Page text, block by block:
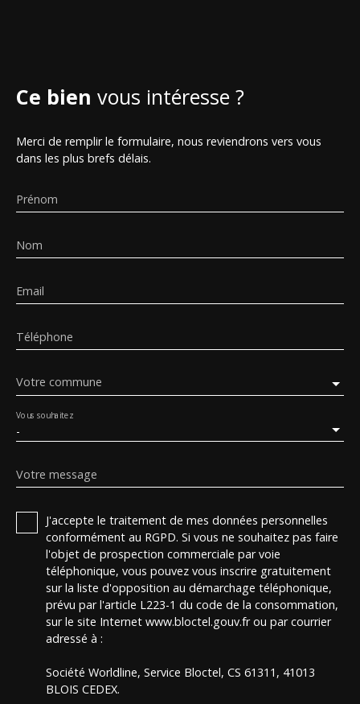
Ce bien vous intéresse ?
Merci de remplir le formulaire, nous reviendrons vers vous
dans les plus brefs délais.
Prénom
Nom
Email
Téléphone
Votre commune
-
Vous souhaitez
Votre message
J'accepte le traitement de mes données personnelles
conformément au RGPD. Si vous ne souhaitez pas faire
l'objet de prospection commerciale par voie
téléphonique, vous pouvez vous inscrire gratuitement
sur la liste d'opposition au démarchage téléphonique,
prévu par l'article L223-1 du code de la consommation,
sur le site Internet www.bloctel.gouv.fr ou par courrier
adressé à :
Société Worldline, Service Bloctel, CS 61311, 41013
BLOIS CEDEX.